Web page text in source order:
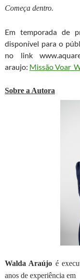
Começa dentro.
Em temporada de
disponível para o
no link
araujo: Missão
Sobre a Autora
Walda Araújo é
anos de experiência em